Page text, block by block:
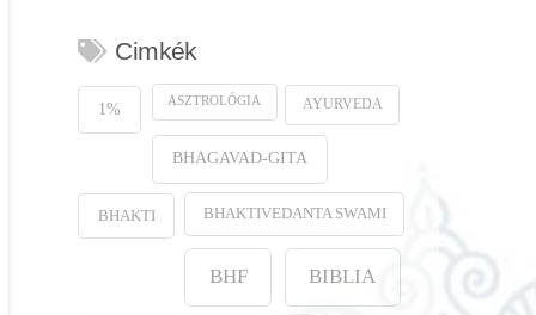
Cimkék
1% ASZTROLÓGIA AYURVEDA
BHAGAVAD-GITA
BHAKTI BHAKTIVEDANTA SWAMI
BHF BIBLIA